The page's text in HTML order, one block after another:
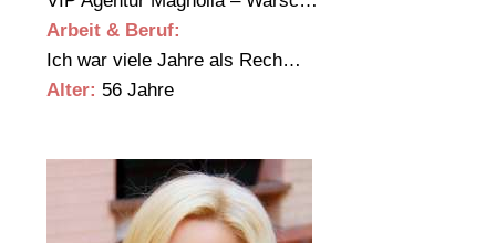
Arbeit & Beruf:
Ich war viele Jahre als Rech…
Alter: 56 Jahre